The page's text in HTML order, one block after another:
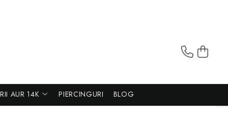
AUR 14K PIERCINGURI BLOG